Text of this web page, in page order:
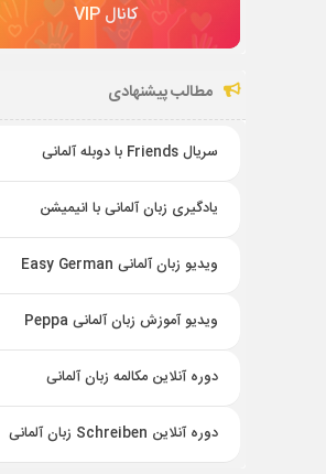
کانال VIP
مطالب پیشنهادی
سریال Friends با دوبله آلمانی
یادگیری زبان آلمانی با انیمیشن
ویدیو زبان آلمانی Easy German
ویدیو آموزش زبان آلمانی Peppa
دوره آنلاین مکالمه زبان آلمانی
دوره آنلاین Schreiben زبان آلمانی